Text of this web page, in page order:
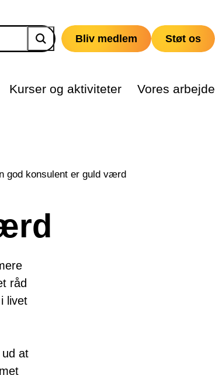
Bliv medlem Støt os
Kurser og aktiviteter Vores arbejde
god konsulent er guld værd
råd
livet
at